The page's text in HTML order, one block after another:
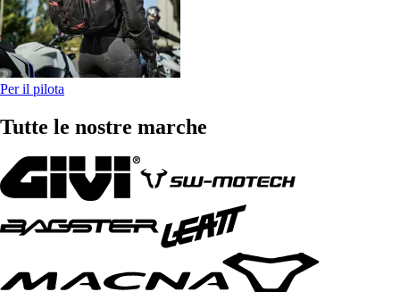
Per il pilota
Tutte le nostre marche